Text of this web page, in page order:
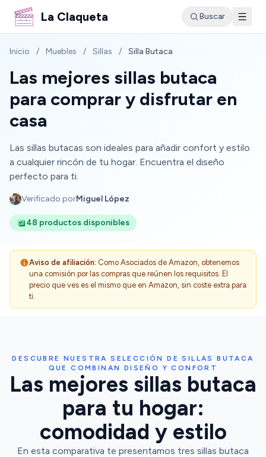
La Claqueta Buscar
Inicio / Muebles / Sillas / Silla Butaca
Las mejores sillas butaca
para comprar y disfrutar en
casa
Las sillas butacas son ideales para añadir confort y estilo
a cualquier rincón de tu hogar. Encuentra el diseño
perfecto para ti.
Verificado porMiguel López
48 productos disponibles
Aviso de afiliación: Como Asociados de Amazon, obtenemos
una comisión por las compras que reúnen los requisitos. El
precio que ves es el mismo que en Amazon, sin coste extra para
ti.
DESCUBRE NUESTRA SELECCIÓN DE SILLAS BUTACA
QUE COMBINAN DISEÑO Y CONFORT
Las mejores sillas butaca
para tu hogar:
comodidad y estilo
En esta comparativa te presentamos tres sillas butaca